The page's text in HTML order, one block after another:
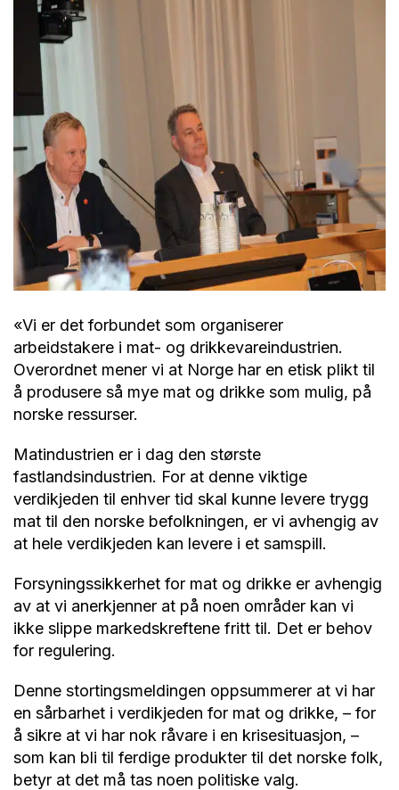
«Vi er det forbundet som organiserer
arbeidstakere i mat- og drikkevareindustrien.
Overordnet mener vi at Norge har en etisk plikt til
å produsere så mye mat og drikke som mulig, på
norske ressurser.
Matindustrien er i dag den største
fastlandsindustrien. For at denne viktige
verdikjeden til enhver tid skal kunne levere trygg
mat til den norske befolkningen, er vi avhengig av
at hele verdikjeden kan levere i et samspill.
Forsyningssikkerhet for mat og drikke er avhengig
av at vi anerkjenner at på noen områder kan vi
ikke slippe markedskreftene fritt til. Det er behov
for regulering.
Denne stortingsmeldingen oppsummerer at vi har
en sårbarhet i verdikjeden for mat og drikke, – for
å sikre at vi har nok råvare i en krisesituasjon, –
som kan bli til ferdige produkter til det norske folk,
betyr at det må tas noen politiske valg.